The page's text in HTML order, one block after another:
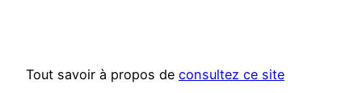
Tout savoir à propos de consultez ce site